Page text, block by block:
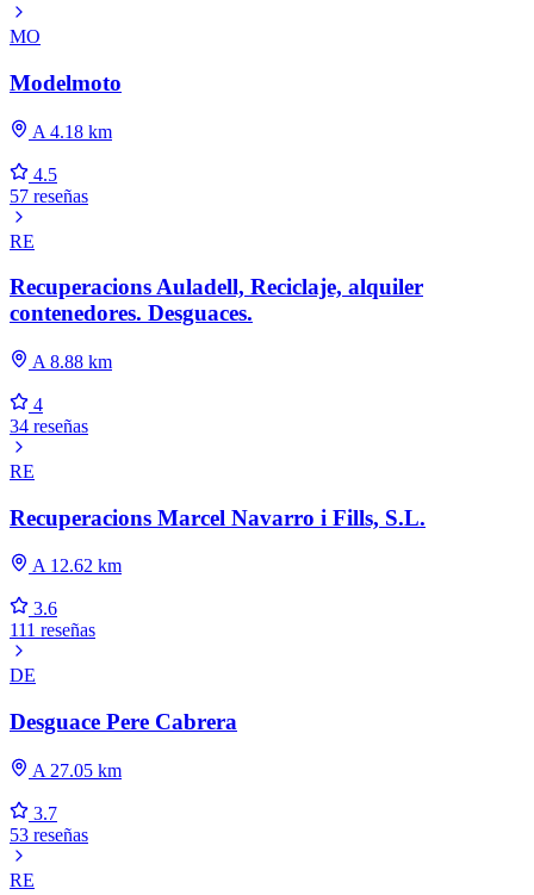
MO
Modelmoto
A 4.18 km
4.5
57 reseñas
RE
Recuperacions Auladell, Reciclaje, alquiler
contenedores. Desguaces.
A 8.88 km
4
34 reseñas
RE
Recuperacions Marcel Navarro i Fills, S.L.
A 12.62 km
3.6
111 reseñas
DE
Desguace Pere Cabrera
A 27.05 km
3.7
53 reseñas
RE